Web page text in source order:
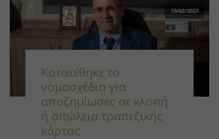
15/02/2023
Κατατέθηκε το
νομοσχέδιο για
αποζημίωσες σε κλοπή
ή απώλεια τραπεζικής
κάρτας